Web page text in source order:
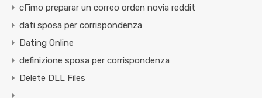
cГіmo preparar un correo orden novia reddit
dati sposa per corrispondenza
Dating Online
definizione sposa per corrispondenza
Delete DLL Files